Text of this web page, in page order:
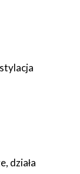
działa